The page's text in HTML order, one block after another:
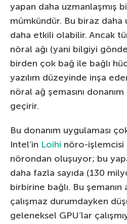
yapan daha uzmanlaşmış
mümkündür. Bu biraz
daha etkili olabilir. Ancak
nöral ağı (yani bilgiyi
birden çok bağ ile bağlı
yazılım düzeyinde inşa
nöral ağ şemasını
geçirir.
Bu donanım uygulaması
Intel’in Loihi nöro-işlemcisi
nörondan oluşuyor; bu
daha fazla sayıda (130
birbirine bağlı. Bu
çalışmaz durumdayken
geleneksel GPU’lar